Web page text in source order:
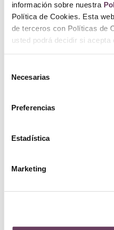
información sobre nuestra
Política de Cookies. Esta
de terceros con Políticas de
usted podrá decidir si
Necesarias
Preferencias
Estadística
Marketing